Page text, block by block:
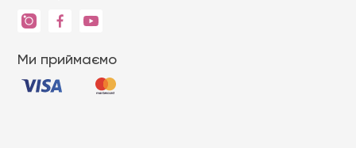
Ми приймаємо